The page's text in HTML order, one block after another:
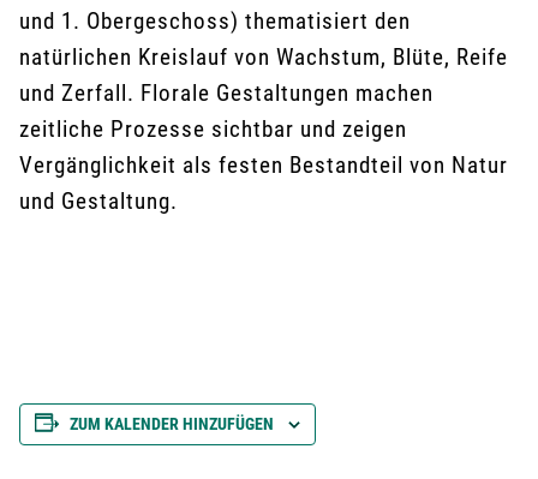
und 1. Obergeschoss) thematisiert den
natürlichen Kreislauf von Wachstum, Blüte, Reife
und Zerfall. Florale Gestaltungen machen
zeitliche Prozesse sichtbar und zeigen
Vergänglichkeit als festen Bestandteil von Natur
und Gestaltung.
ZUM KALENDER HINZUFÜGEN